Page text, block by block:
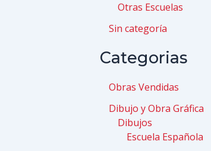
Otras Escuelas
Sin categoría
Categorias
Obras Vendidas
Dibujo y Obra Gráfica
Dibujos
Escuela Española